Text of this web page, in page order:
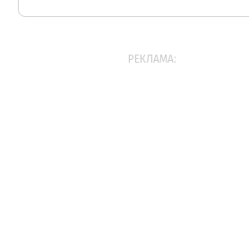
РЕКЛАМА: